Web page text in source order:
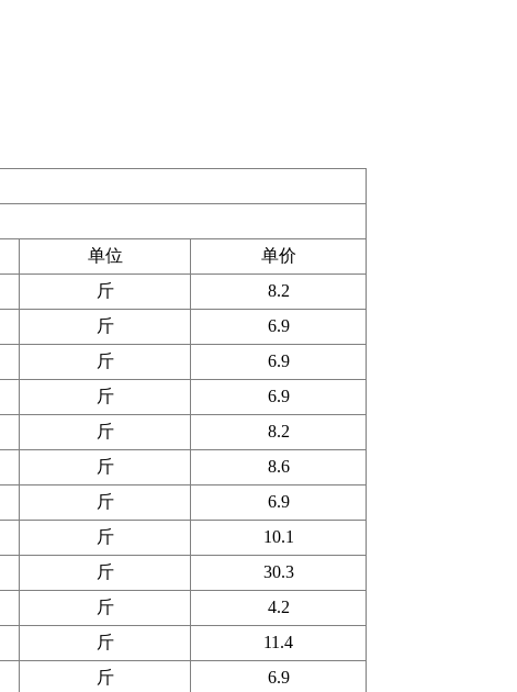
单位
单价
斤
8.2
斤
6.9
斤
6.9
斤
6.9
斤
8.2
斤
8.6
斤
6.9
斤
10.1
斤
30.3
斤
4.2
斤
11.4
斤
6.9